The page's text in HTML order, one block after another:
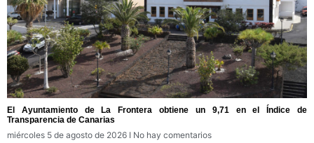
El Ayuntamiento de La Frontera obtiene un 9,71 en el Índice de
Transparencia de Canarias
miércoles 5 de agosto de 2026
No hay comentarios